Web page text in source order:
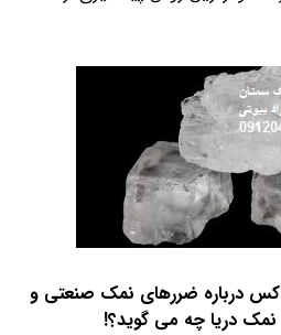
درباره ضررهای نمک صنعتی و
نمک دریا چه می گوید؟!